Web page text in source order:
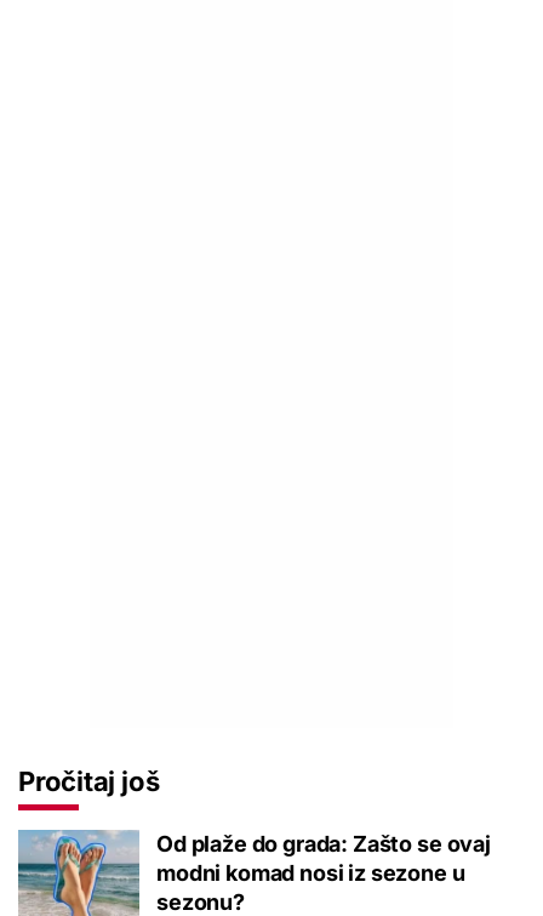
Pročitaj još
Od plaže do grada: Zašto se ovaj
modni komad nosi iz sezone u
sezonu?